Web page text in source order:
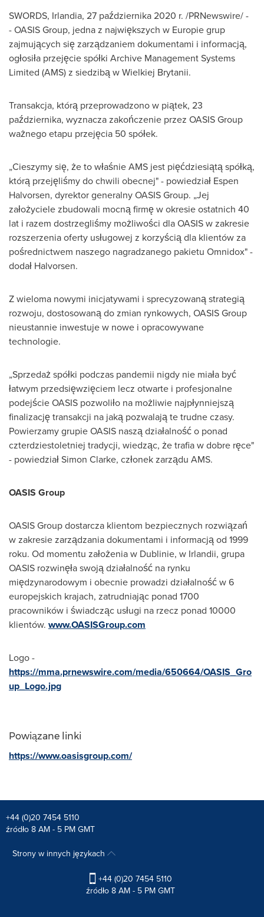
SWORDS, Irlandia, 27 października 2020 r. /PRNewswire/ -
- OASIS Group, jedna z największych w Europie grup
zajmujących się zarządzaniem dokumentami i informacją,
ogłosiła przejęcie spółki Archive Management Systems
Limited (AMS) z siedzibą w Wielkiej Brytanii.
Transakcja, którą przeprowadzono w piątek, 23
października, wyznacza zakończenie przez OASIS Group
ważnego etapu przejęcia 50 spółek.
„Cieszymy się, że to właśnie AMS jest pięćdziesiątą spółką,
którą przejęliśmy do chwili obecnej" - powiedział Espen
Halvorsen, dyrektor generalny OASIS Group. „Jej
założyciele zbudowali mocną firmę w okresie ostatnich 40
lat i razem dostrzegliśmy możliwości dla OASIS w zakresie
rozszerzenia oferty usługowej z korzyścią dla klientów za
pośrednictwem naszego nagradzanego pakietu Omnidox" -
dodał Halvorsen.
Z wieloma nowymi inicjatywami i sprecyzowaną strategią
rozwoju, dostosowaną do zmian rynkowych, OASIS Group
nieustannie inwestuje w nowe i opracowywane
technologie.
„Sprzedaż spółki podczas pandemii nigdy nie miała być
łatwym przedsięwzięciem lecz otwarte i profesjonalne
podejście OASIS pozwoliło na możliwie najpłynniejszą
finalizację transakcji na jaką pozwalają te trudne czasy.
Powierzamy grupie OASIS naszą działalność o ponad
czterdziestoletniej tradycji, wiedząc, że trafia w dobre ręce"
- powiedziałSimon Clarke, członek zarządu AMS.
OASIS Group
OASIS Group dostarcza klientom bezpiecznych rozwiązań
w zakresie zarządzania dokumentami i informacją od 1999
roku. Od momentu założenia w Dublinie, w Irlandii, grupa
OASIS rozwinęła swoją działalność na rynku
międzynarodowym i obecnie prowadzi działalność w 6
europejskich krajach, zatrudniając ponad 1700
pracowników i świadcząc usługi na rzecz ponad 10000
klientów. www.OASISGroup.com
Logo -
https://mma.prnewswire.com/media/650664/OASIS_Gro
up_Logo.jpg
Powiązane linki
https://www.oasisgroup.com/
+44 (0)20 7454 5110
źródło 8 AM - 5 PM GMT
Strony w innych językach
+44 (0)20 7454 5110
źródło 8 AM - 5 PM GMT